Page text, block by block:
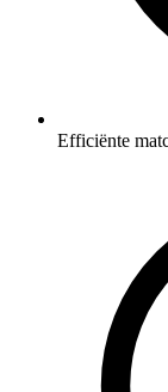
Efficiënte